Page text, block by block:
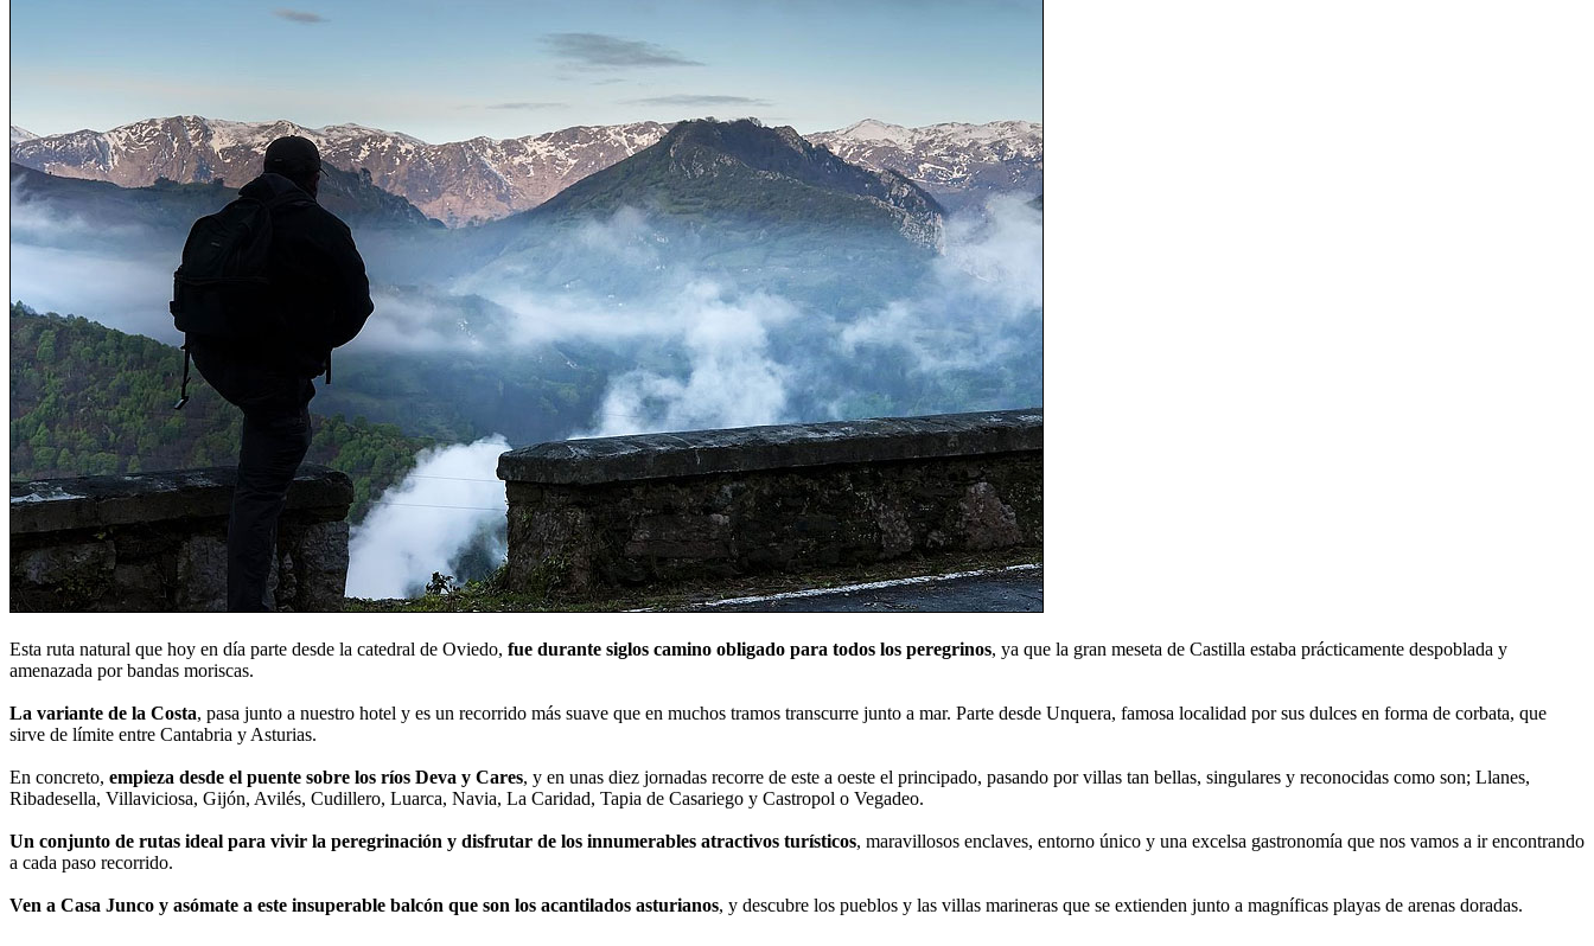
Esta ruta natural que hoy en día parte desde la catedral de Oviedo, fue durante siglos camino obligado para todos los peregrinos, ya que la gran meseta de Castilla estaba prácticamente despoblada y
amenazada por bandas moriscas.
La variante de la Costa, pasa junto a nuestro hotel y es un recorrido más suave que en muchos tramos transcurre junto a mar. Parte desde Unquera, famosa localidad por sus dulces en forma de corbata, que
sirve de límite entre Cantabria y Asturias.
En concreto, empieza desde el puente sobre los ríos Deva y Cares, y en unas diez jornadas recorre de este a oeste el principado, pasando por villas tan bellas, singulares y reconocidas como son; Llanes,
Ribadesella, Villaviciosa, Gijón, Avilés, Cudillero, Luarca, Navia, La Caridad, Tapia de Casariego y Castropol o Vegadeo.
Un conjunto de rutas ideal para vivir la peregrinación y disfrutar de los innumerables atractivos turísticos, maravillosos enclaves, entorno único y una excelsa gastronomía que nos vamos a ir encontrando
a cada paso recorrido.
Ven a Casa Junco y asómate a este insuperable balcón que son los acantilados asturianos, y descubre los pueblos y las villas marineras que se extienden junto a magníficas playas de arenas doradas.